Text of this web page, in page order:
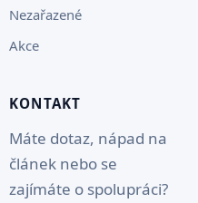
Nezařazené
Akce
KONTAKT
Máte dotaz, nápad na
článek nebo se
zajímáte o spolupráci?